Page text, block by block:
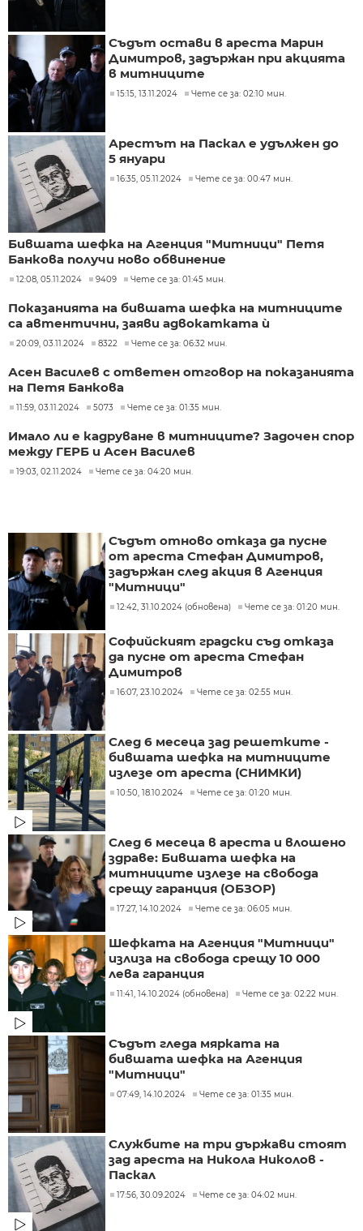
Съдът остави в ареста Марин
Димитров, задържан при акцията
в митниците
15:15, 13.11.2024 Чете се за: 02:10 мин.
Арестът на Паскал е удължен до
5 януари
16:35, 05.11.2024 Чете се за: 00:47 мин.
Бившата шефка на Агенция "Митници" Петя
Банкова получи ново обвинение
12:08, 05.11.2024 9409 Чете се за: 01:45 мин.
Показанията на бившата шефка на митниците
са автентични, заяви адвокатката ѝ
20:09, 03.11.2024 8322 Чете се за: 06:32 мин.
Асен Василев с ответен отговор на показанията
на Петя Банкова
11:59, 03.11.2024 5073 Чете се за: 01:35 мин.
Имало ли е кадруване в митниците? Задочен спор
между ГЕРБ и Асен Василев
19:03, 02.11.2024 Чете се за: 04:20 мин.
Съдът отново отказа да пусне
от ареста Стефан Димитров,
задържан след акция в Агенция
"Митници"
12:42, 31.10.2024 (обновена) Чете се за: 01:20 мин.
Софийският градски съд отказа
да пусне от ареста Стефан
Димитров
16:07, 23.10.2024 Чете се за: 02:55 мин.
След 6 месеца зад решетките -
бившата шефка на митниците
излезе от ареста (СНИМКИ)
10:50, 18.10.2024 Чете се за: 01:20 мин.
След 6 месеца в ареста и влошено
здраве: Бившата шефка на
митниците излезе на свобода
срещу гаранция (ОБЗОР)
17:27, 14.10.2024 Чете се за: 06:05 мин.
Шефката на Агенция "Митници"
излиза на свобода срещу 10 000
лева гаранция
11:41, 14.10.2024 (обновена) Чете се за: 02:22 мин.
Съдът гледа мярката на
бившата шефка на Агенция
"Митници"
07:49, 14.10.2024 Чете се за: 01:35 мин.
Службите на три държави стоят
зад ареста на Никола Николов -
Паскал
17:56, 30.09.2024 Чете се за: 04:02 мин.